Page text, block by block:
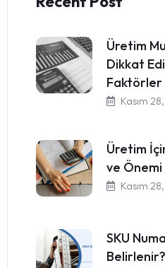
Üretim
Dikkat
Faktörler
Kasım
Üretim
ve Önemi
Kasım
SKU
Belirlenir?